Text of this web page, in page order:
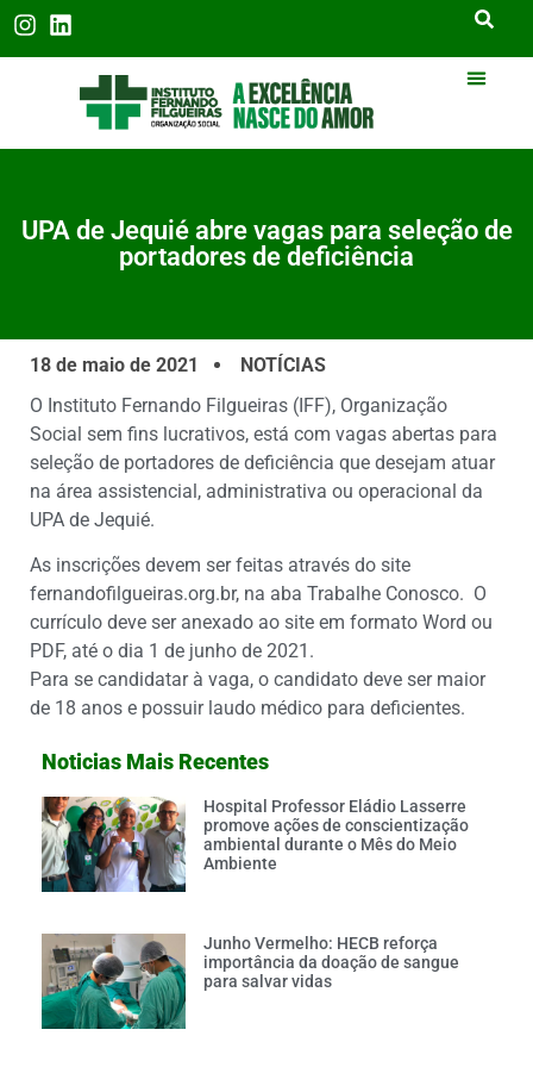
UPA de Jequié abre vagas para seleção de
portadores de deficiência
18 de maio de 2021
NOTÍCIAS
O Instituto Fernando Filgueiras (IFF), Organização
Social sem fins lucrativos, está com vagas abertas para
seleção de portadores de deficiência que desejam atuar
na área assistencial, administrativa ou operacional da
UPA de Jequié.
As inscrições devem ser feitas através do site
fernandofilgueiras.org.br, na aba Trabalhe Conosco. O
currículo deve ser anexado ao site em formato Word ou
PDF, até o dia 1 de junho de 2021.
Para se candidatar à vaga, o candidato deve ser maior
de 18 anos e possuir laudo médico para deficientes.
Noticias Mais Recentes
Hospital Professor Eládio Lasserre
promove ações de conscientização
ambiental durante o Mês do Meio
Ambiente
Junho Vermelho: HECB reforça
importância da doação de sangue
para salvar vidas